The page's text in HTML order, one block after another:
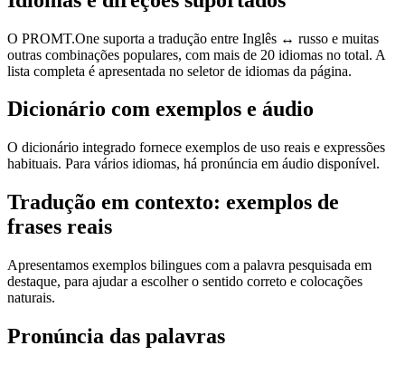
O PROMT.One suporta a tradução entre Inglês ↔ russo e muitas
outras combinações populares, com mais de 20 idiomas no total. A
lista completa é apresentada no seletor de idiomas da página.
Dicionário com exemplos e áudio
O dicionário integrado fornece exemplos de uso reais e expressões
habituais. Para vários idiomas, há pronúncia em áudio disponível.
Tradução em contexto: exemplos de
frases reais
Apresentamos exemplos bilingues com a palavra pesquisada em
destaque, para ajudar a escolher o sentido correto e colocações
naturais.
Pronúncia das palavras